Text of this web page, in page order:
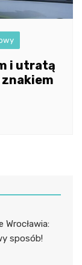
i utratą
znakiem
sposób!